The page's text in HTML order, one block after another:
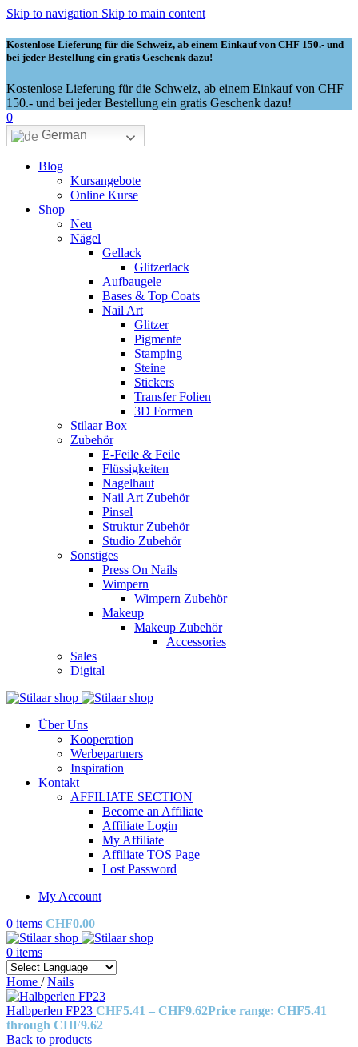
Skip to navigation Skip to main content
Kostenlose Lieferung für die Schweiz, ab einem Einkauf von CHF 150.- und
bei jeder Bestellung ein gratis Geschenk dazu!
Kostenlose Lieferung für die Schweiz, ab einem Einkauf von CHF
150.- und bei jeder Bestellung ein gratis Geschenk dazu!
0
German
Blog
Kursangebote
Online Kurse
Shop
Neu
Nägel
Gellack
Glitzerlack
Aufbaugele
Bases & Top Coats
Nail Art
Glitzer
Pigmente
Stamping
Steine
Stickers
Transfer Folien
3D Formen
Stilaar Box
Zubehör
E-Feile & Feile
Flüssigkeiten
Nagelhaut
Nail Art Zubehör
Pinsel
Struktur Zubehör
Studio Zubehör
Sonstiges
Press On Nails
Wimpern
Wimpern Zubehör
Makeup
Makeup Zubehör
Accessories
Sales
Digital
Über Uns
Kooperation
Werbepartners
Inspiration
Kontakt
AFFILIATE SECTION
Become an Affiliate
Affiliate Login
My Affiliate
Affiliate TOS Page
Lost Password
My Account
0 items CHF0.00
0 items
Home / Nails
Halbperlen FP23 CHF5.41 – CHF9.62Price range: CHF5.41
through CHF9.62
Back to products